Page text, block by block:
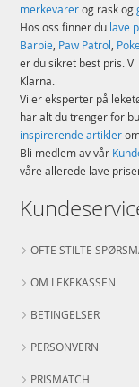
merkevarerog rask og
Hos oss finner du lave
Barbie, Paw Patrol,
er du sikret best pris.
Klarna.
Vi er eksperter på
har alt du trenger for
inspirerende artikler
Bli medlem av vår
våre allerede lave
OFTE STILTE
OM LEKEKASSEN
BETINGELSER
PERSONVERN
PRISMATCH